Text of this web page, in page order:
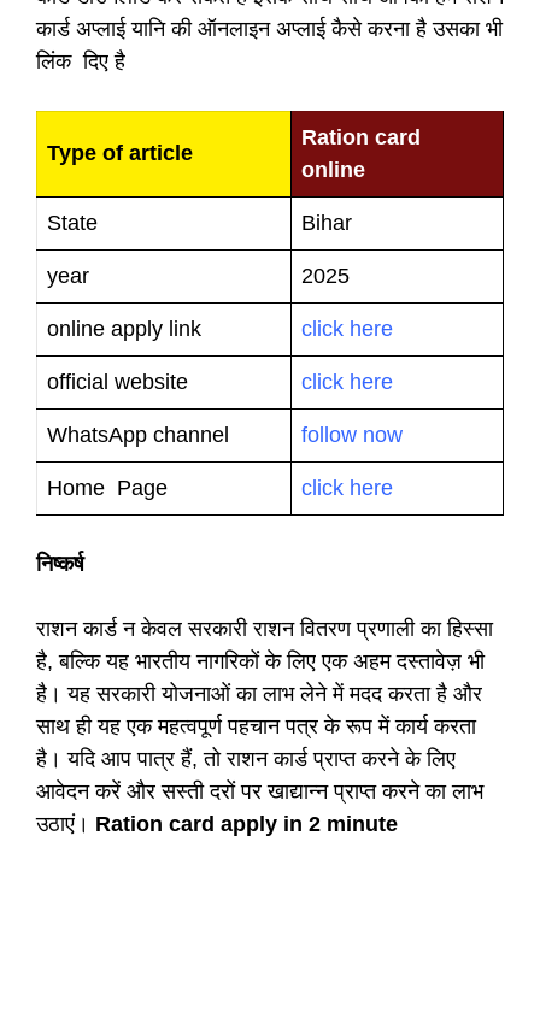
कार्ड अप्लाई यानि की ऑनलाइन अप्लाई कैसे करना है उसका भी
लिंक दिए है
Type of article
Ration card
online
State Bihar
year 2025
online apply link click here
official website click here
WhatsApp channel follow now
Home Page click here
निष्कर्ष
राशन कार्ड न केवल सरकारी राशन वितरण प्रणाली का हिस्सा
है, बल्कि यह भारतीय नागरिकों के लिए एक अहम दस्तावेज़ भी
है। यह सरकारी योजनाओं का लाभ लेने में मदद करता है और
साथ ही यह एक महत्वपूर्ण पहचान पत्र के रूप में कार्य करता
है। यदि आप पात्र हैं, तो राशन कार्ड प्राप्त करने के लिए
आवेदन करें और सस्ती दरों पर खाद्यान्न प्राप्त करने का लाभ
उठाएं। Ration card apply in 2 minute